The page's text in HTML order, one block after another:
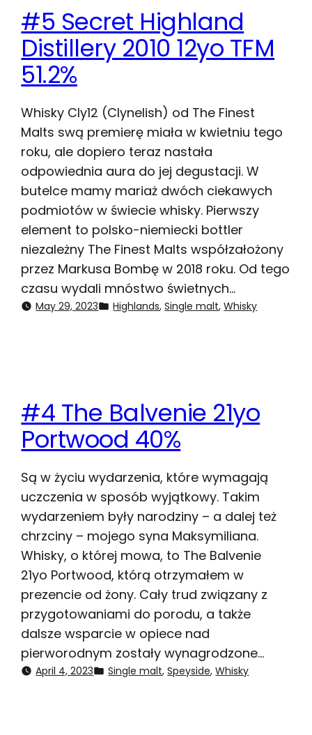
#5 Secret Highland
Distillery 2010 12yo TFM
51.2%
Whisky Cly12 (Clynelish) od The Finest
Malts swą premierę miała w kwietniu tego
roku, ale dopiero teraz nastała
odpowiednia aura do jej degustacji. W
butelce mamy mariaż dwóch ciekawych
podmiotów w świecie whisky. Pierwszy
element to polsko-niemiecki bottler
niezależny The Finest Malts współzałożony
przez Markusa Bombę w 2018 roku. Od tego
czasu wydali mnóstwo świetnych…
May 29, 2023 Highlands, Single malt, Whisky
#4 The Balvenie 21yo
Portwood 40%
Są w życiu wydarzenia, które wymagają
uczczenia w sposób wyjątkowy. Takim
wydarzeniem były narodziny – a dalej też
chrzciny – mojego syna Maksymiliana.
Whisky, o której mowa, to The Balvenie
21yo Portwood, którą otrzymałem w
prezencie od żony. Cały trud związany z
przygotowaniami do porodu, a także
dalsze wsparcie w opiece nad
pierworodnym zostały wynagrodzone…
April 4, 2023 Single malt, Speyside, Whisky